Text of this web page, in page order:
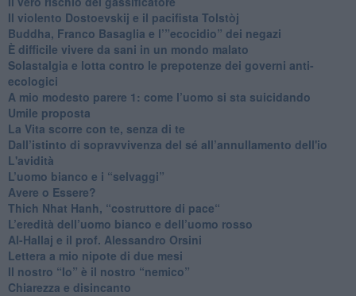
​Il violento Dostoevskij e il pacifista Tolstòj
​Buddha, Franco Basaglia e l’”ecocidio” dei negazi
​È difficile vivere da sani in un mondo malato
Solastalgia e lotta contro le prepotenze dei governi anti-
ecologici
​A mio modesto parere 1: come l’uomo si sta suicidando
​Umile proposta
​La Vita scorre con te, senza di te
​Dall’istinto di sopravvivenza del sé all’annullamento dell'io
L'avidità
​L’uomo bianco e i “selvaggi”
​Avere o Essere?
​Thich Nhat Hanh, “costruttore di pace“
​L’eredità dell’uomo bianco e dell’uomo rosso
Al-Hallaj e il prof. Alessandro Orsini
​Lettera a mio nipote di due mesi
​Il nostro “Io” è il nostro “nemico”
​Chiarezza e disincanto